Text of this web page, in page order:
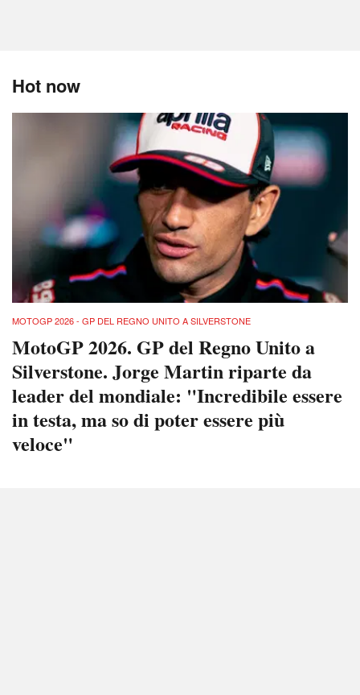
Hot now
MOTOGP 2026 - GP DEL REGNO UNITO A SILVERSTONE
MotoGP 2026. GP del Regno Unito a
Silverstone. Jorge Martin riparte da
leader del mondiale: "Incredibile essere
in testa, ma so di poter essere più
veloce"